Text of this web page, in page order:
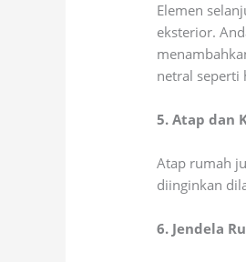
Elemen
eksterior.
netral seperti
5. Atap dan
Atap rumah
diinginkan
6. Jendela